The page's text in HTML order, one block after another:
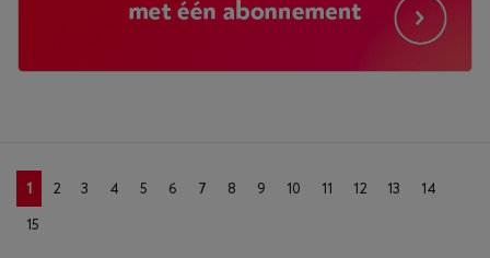
1 2 3 4 5 6 7 8 9 10 11 12 13
14
15